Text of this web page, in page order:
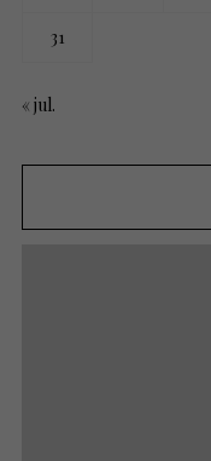
31
« jul.